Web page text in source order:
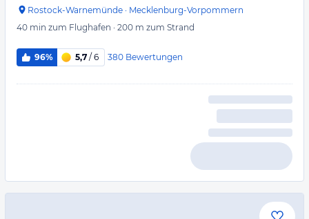
Rostock-Warnemünde · Mecklenburg-Vorpommern
40 min zum Flughafen · 200 m zum Strand
96% 5,7 / 6 380 Bewertungen